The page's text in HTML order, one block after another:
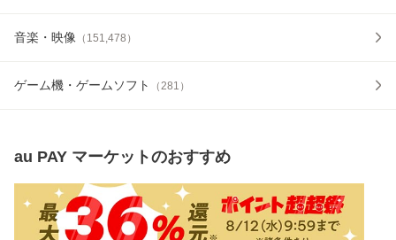
音楽・映像 （ 151,478 ）
ゲーム機・ゲームソフト （281 ）
au PAY マーケットのおすすめ